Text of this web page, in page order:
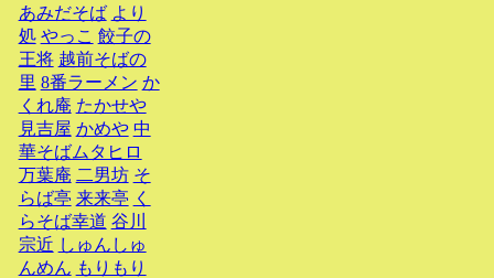
あみだそば より
処 やっこ 餃子の
王将 越前そばの
里 8番ラーメン か
くれ庵 たかせや
見吉屋 かめや 中
華そばムタヒロ
万葉庵 二男坊 そ
らば亭 来来亭 く
らそば幸道 谷川
宗近 しゅんしゅ
んめん もりもり